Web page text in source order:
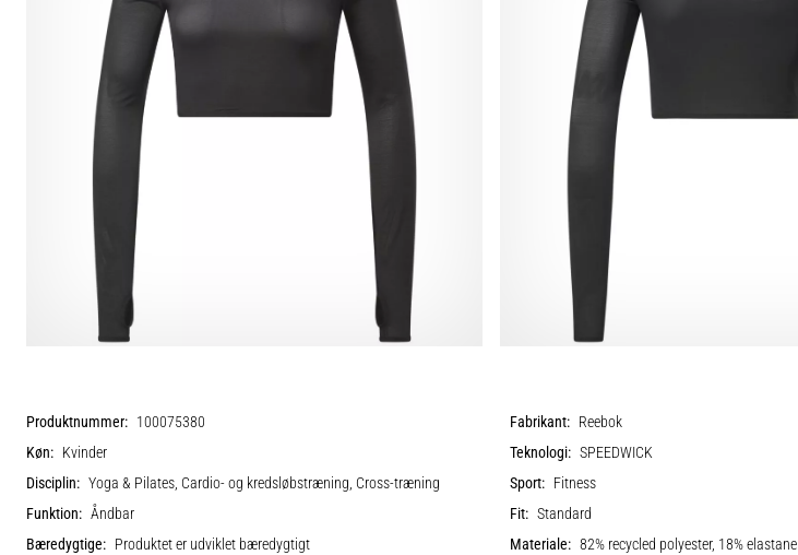
Produktnummer: 100075380 Fabrikant: Reebok
Køn: Kvinder Teknologi: SPEEDWICK
Disciplin: Yoga & Pilates, Cardio- og kredsløbstræning, Cross-træning Sport: Fitness
Funktion: Åndbar Fit: Standard
Bæredygtige: Produktet er udviklet bæredygtigt Materiale: 82% recycled polyester, 18% elastane